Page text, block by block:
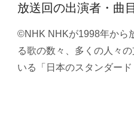
放送回の出演者・曲
©NHK NHKが1998年から
る歌の数々、多くの人々
いる「日本のスタンダー